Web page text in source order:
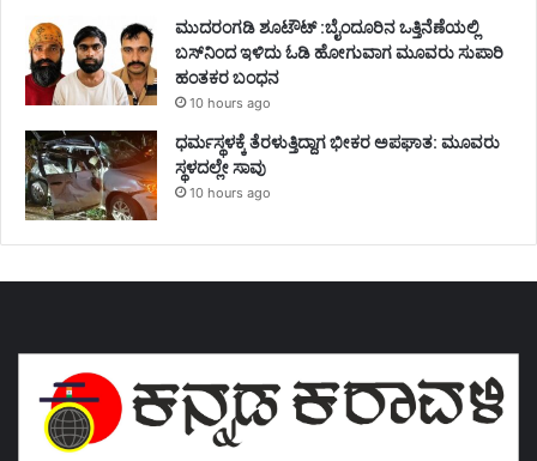
ಮುದರಂಗಡಿ ಶೂಟೌಟ್ :ಬೈಂದೂರಿನ ಒತ್ತಿನೆಣೆಯಲ್ಲಿ
ಬಸ್‌ನಿಂದ ಇಳಿದು ಓಡಿ ಹೋಗುವಾಗ ಮೂವರು ಸುಪಾರಿ
ಹಂತಕರ ಬಂಧನ
10 hours ago
ಧರ್ಮಸ್ಥಳಕ್ಕೆ ತೆರಳುತ್ತಿದ್ದಾಗ ಭೀಕರ ಅಪಘಾತ: ಮೂವರು
ಸ್ಥಳದಲ್ಲೇ ಸಾವು
10 hours ago